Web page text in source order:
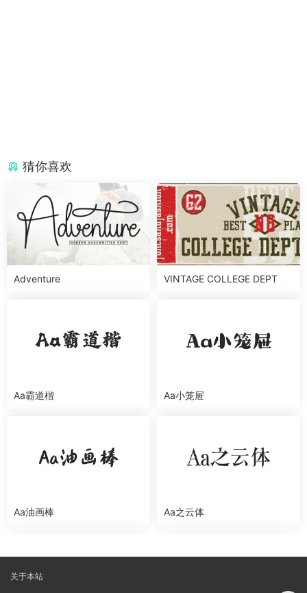
猜你喜欢
Adventure VINTAGE COLLEGE DEPT
Aa霸道楷 Aa小笼屉
Aa油画棒 Aa之云体
关于本站